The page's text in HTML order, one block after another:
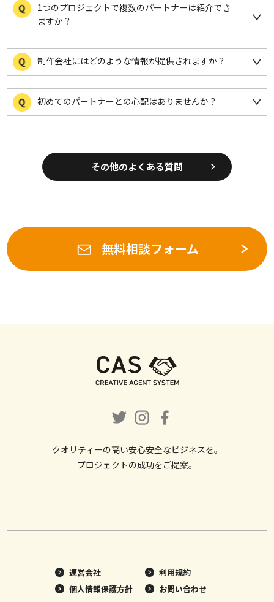
1つのプロジェクトで複数のパートナーは紹介でき
ますか？
制作会社にはどのような情報が提供されますか？
初めてのパートナーとの心配はありませんか？
その他のよくある質問
無料相談フォーム
クオリティーの高い安心安全なビジネスを。
プロジェクトの成功をご提案。
運営会社
個人情報保護方針
利用規約
お問い合わせ